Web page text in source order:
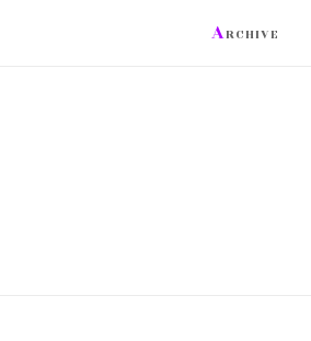
ARCHIVE